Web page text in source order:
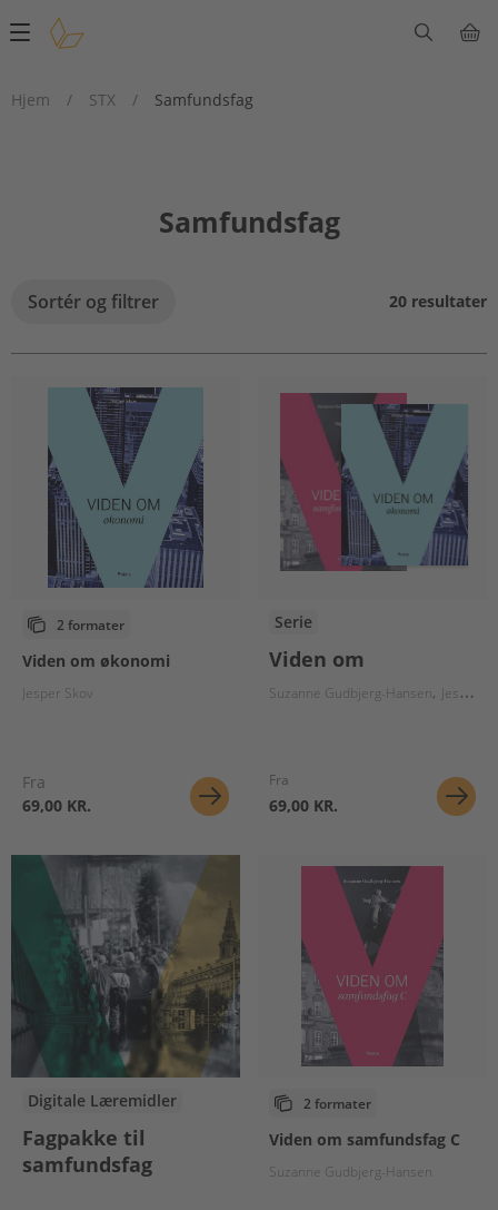
Main
Hjem
/ STX / Samfundsfag
Samfundsfag
Sortér og filtrer 20 resultater
2 formater
Viden om økonomi
Jesper Skov
Fra
69,00 KR.
Serie
Viden om
Suzanne Gudbjerg-Hansen Jesper Skov
Fra
69,00 KR.
Digitale Læremidler
Fagpakke til
samfundsfag
2 formater
Viden om samfundsfag C
Suzanne Gudbjerg-Hansen